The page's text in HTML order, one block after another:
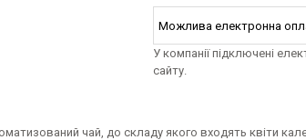
У компанії підключені
сайту.
чай, до складу якого входять квіти